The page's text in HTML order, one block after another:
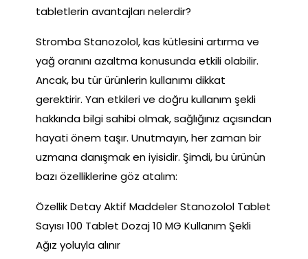
tabletlerin avantajları nelerdir?
Stromba Stanozolol, kas kütlesini artırma ve
yağ oranını azaltma konusunda etkili olabilir.
Ancak, bu tür ürünlerin kullanımı dikkat
gerektirir. Yan etkileri ve doğru kullanım şekli
hakkında bilgi sahibi olmak, sağlığınız açısından
hayati önem taşır. Unutmayın, her zaman bir
uzmana danışmak en iyisidir. Şimdi, bu ürünün
bazı özelliklerine göz atalım:
Özellik Detay Aktif Maddeler Stanozolol Tablet
Sayısı 100 Tablet Dozaj 10 MG Kullanım Şekli
Ağız yoluyla alınır